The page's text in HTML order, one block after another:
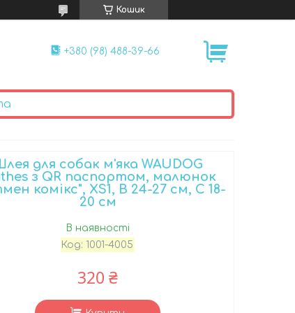
Кошик
+380 (98) 488-39-66
для собак м'яка WAUDOG
з QR паспортом, малюнок
комікс", XS1, В 24-27 см, C 18-
20 см
В наявності
Код: 1001-4005
320 ₴